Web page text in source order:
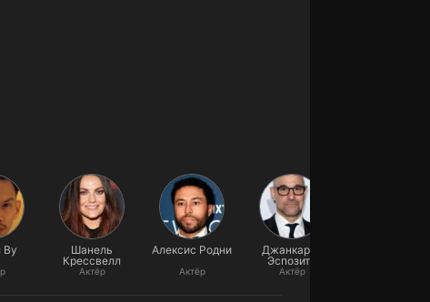
Ву
Шанель
Крессвелл
Актёр
Алексис Родни
Актёр
Джанкарло
Эспозито
Актёр